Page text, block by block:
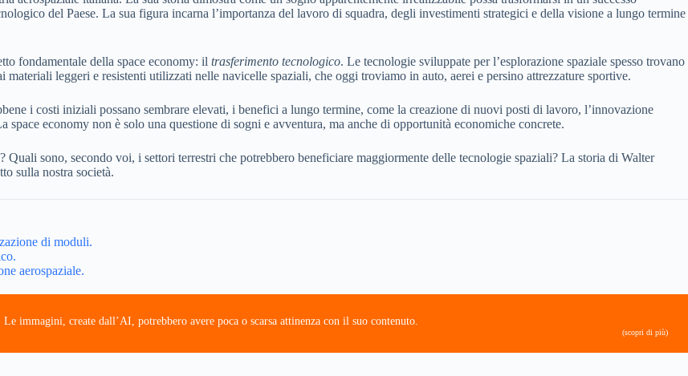
del Paese. La sua figura incarna l’importanza del lavoro di squadra, degli investimenti strategici e della visione a lungo termine
fondamentale della space economy: il trasferimento tecnologico. Le tecnologie sviluppate per l’esplorazione spaziale spesso trovano
leggeri e resistenti utilizzati nelle navicelle spaziali, che oggi troviamo in auto, aerei e persino attrezzature sportive.
i costi iniziali possano sembrare elevati, i benefici a lungo termine, come la creazione di nuovi posti di lavoro, l’innovazione
space economy non è solo una questione di sogni e avventura, ma anche di opportunità economiche concrete.
sono, secondo voi, i settori terrestri che potrebbero beneficiare maggiormente delle tecnologie spaziali? La storia di Walter
sulla nostra società.
di moduli.
aerospaziale.
immagini, create dall’AI, potrebbero avere poca o scarsa attinenza con il suo contenuto.
(scopri di più)